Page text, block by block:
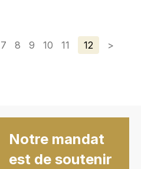
7 8 9 10 11 12 >
Notre mandat
est de soutenir